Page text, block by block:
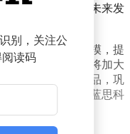
的肯定，也是对未来发
一步扩大生产规模，提
。同时，公司也将加大
有竞争力的新产品，巩
商变更，无疑为蓝思科
图。
别，关注公
读码